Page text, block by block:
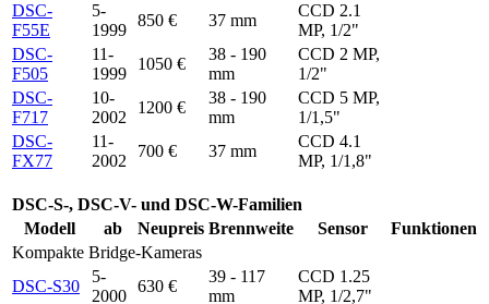
DSC-
F55E
5-
1999
850 € 37 mm
CCD 2.1
MP, 1/2"
DSC-
F505
11-
1999
1050 €
38 - 190
mm
CCD 2 MP,
1/2"
DSC-
F717
10-
2002
1200 €
38 - 190
mm
CCD 5 MP,
1/1,5"
DSC-
FX77
11-
2002
700 € 37 mm
CCD 4.1
MP, 1/1,8"
DSC-S-, DSC-V- und DSC-W-Familien
Modell
ab Neupreis Brennweite Sensor
Funktionen
Kompakte Bridge-Kameras
DSC-S30
5-
2000
630 €
39 - 117
mm
CCD 1.25
MP, 1/2,7"